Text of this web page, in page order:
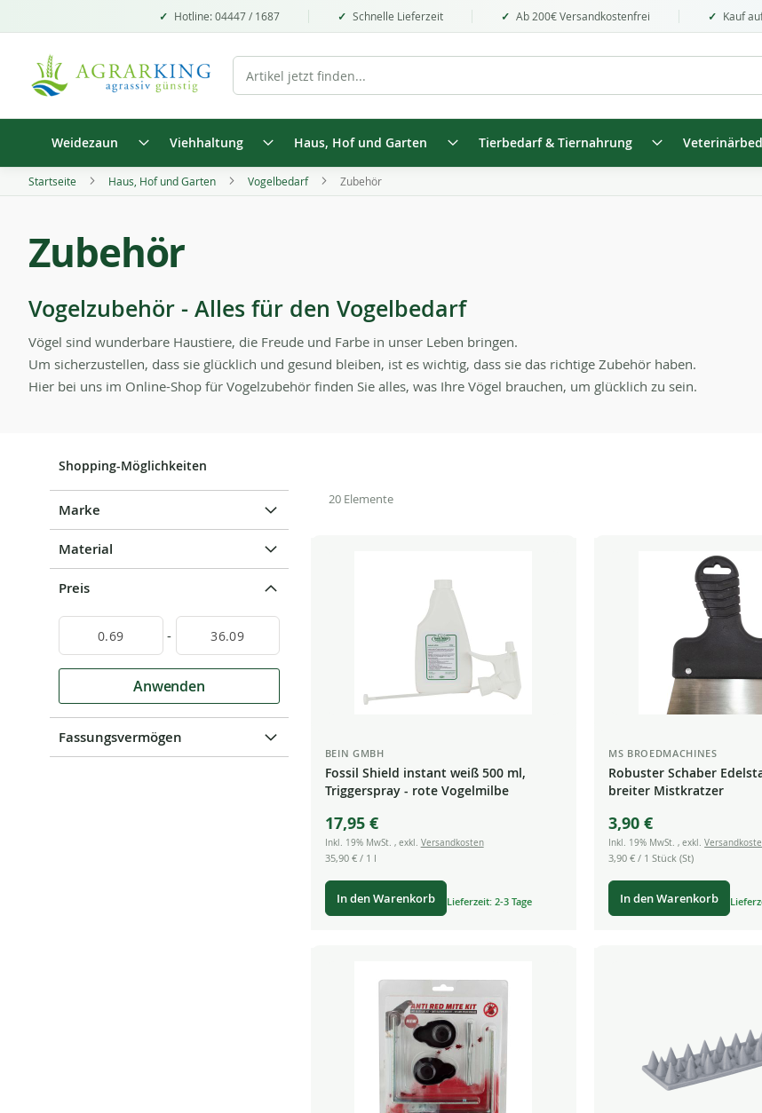
Hotline: 04447 / 1687 Schnelle Lieferzeit Ab 200€ Versandkostenfrei Kauf
Weidezaun Viehhaltung Haus, Hof und Garten Tierbedarf & Tiernahrung
Startseite Haus, Hof und Garten Vogelbedarf Zubehör
Zubehör
Vogelzubehör - Alles für den Vogelbedarf
Vögel sind wunderbare Haustiere, die Freude und Farbe in unser Leben bringen.
Um sicherzustellen, dass sie glücklich und gesund bleiben, ist es wichtig, dass sie das richtige Zubehör haben.
Hier bei uns im Online-Shop für Vogelzubehör finden Sie alles, was Ihre Vögel brauchen, um glücklich zu sein.
20Elemente
BEIN GMBH
Fossil Shield instant weiß 500 ml,
Triggerspray - rote Vogelmilbe
17,95 €
Inkl. 19% MwSt. , exkl. Versandkosten
35,90 €/ 1 l
In den Warenkorb Lieferzeit: 2-3 Tage
MS BROEDMACHINES
Robuster Schaber
breiter Mistkratzer
3,90 €
Inkl. 19% MwSt.,exkl.
3,90 € / 1 Stück (St)
In den Warenkorb
Shopping-Möglichkeiten
Marke
Material
Preis
-
Anwenden
Fassungsvermögen